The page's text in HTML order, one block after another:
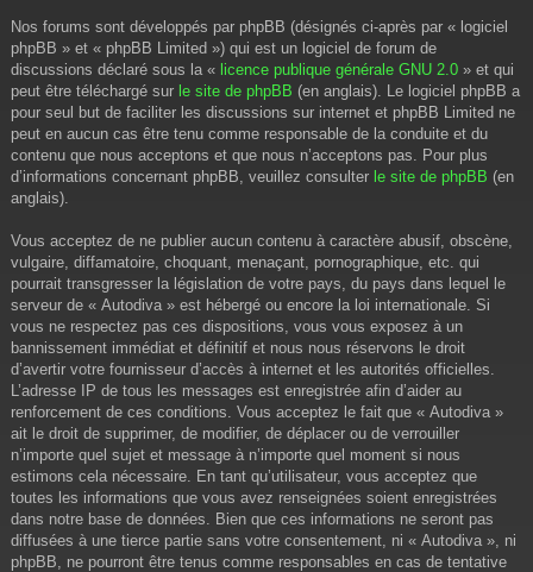
Nos forums sont développés par phpBB (désignés ci-après par « logiciel
phpBB » et « phpBB Limited ») qui est un logiciel de forum de
discussions déclaré sous la « licence publique générale GNU 2.0 » et qui
peut être téléchargé sur le site de phpBB (en anglais). Le logiciel phpBB a
pour seul but de faciliter les discussions sur internet et phpBB Limited ne
peut en aucun cas être tenu comme responsable de la conduite et du
contenu que nous acceptons et que nous n’acceptons pas. Pour plus
d’informations concernant phpBB, veuillez consulter le site de phpBB (en
anglais).
Vous acceptez de ne publier aucun contenu à caractère abusif, obscène,
vulgaire, diffamatoire, choquant, menaçant, pornographique, etc. qui
pourrait transgresser la législation de votre pays, du pays dans lequel le
serveur de « Autodiva » est hébergé ou encore la loi internationale. Si
vous ne respectez pas ces dispositions, vous vous exposez à un
bannissement immédiat et définitif et nous nous réservons le droit
d’avertir votre fournisseur d’accès à internet et les autorités officielles.
L’adresse IP de tous les messages est enregistrée afin d’aider au
renforcement de ces conditions. Vous acceptez le fait que « Autodiva »
ait le droit de supprimer, de modifier, de déplacer ou de verrouiller
n’importe quel sujet et message à n’importe quel moment si nous
estimons cela nécessaire. En tant qu’utilisateur, vous acceptez que
toutes les informations que vous avez renseignées soient enregistrées
dans notre base de données. Bien que ces informations ne seront pas
diffusées à une tierce partie sans votre consentement, ni « Autodiva », ni
phpBB, ne pourront être tenus comme responsables en cas de tentative